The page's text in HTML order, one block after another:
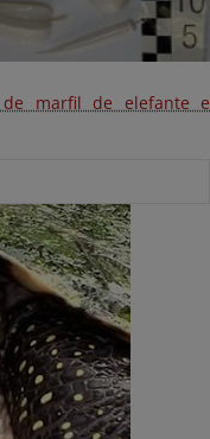
de marfil de elefante e